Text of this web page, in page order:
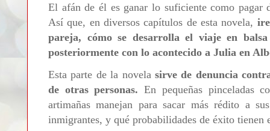
El afán de él es ganar lo suficiente como pagar
Así que, en diversos capítulos de esta novela,
pareja, cómo se desarrolla el viaje en
posteriormente con lo acontecido a Julia en
Esta parte de la novela sirve de denuncia
de otras personas. En pequeñas pinceladas
artimañas manejan para sacar más rédito a
inmigrantes, y qué probabilidades de éxito tienen